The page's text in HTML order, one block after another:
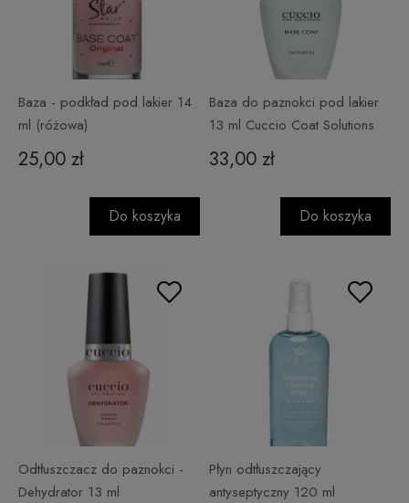
Baza - podkład pod lakier 14
ml (różowa)
25,00 zł
Do koszyka
Baza do paznokci pod lakier
13 ml Cuccio Coat Solutions
33,00 zł
Do koszyka
Odtłuszczacz do paznokci -
Dehydrator 13 ml
Płyn odtłuszczający
antyseptyczny 120 ml